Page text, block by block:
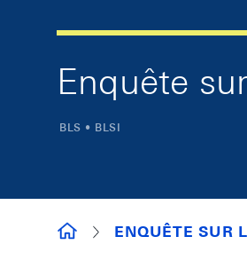
Enquête
BLS • BLSI
DOCUMENTSENQUÊTE SUR